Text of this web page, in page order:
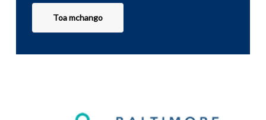
Toa mchango